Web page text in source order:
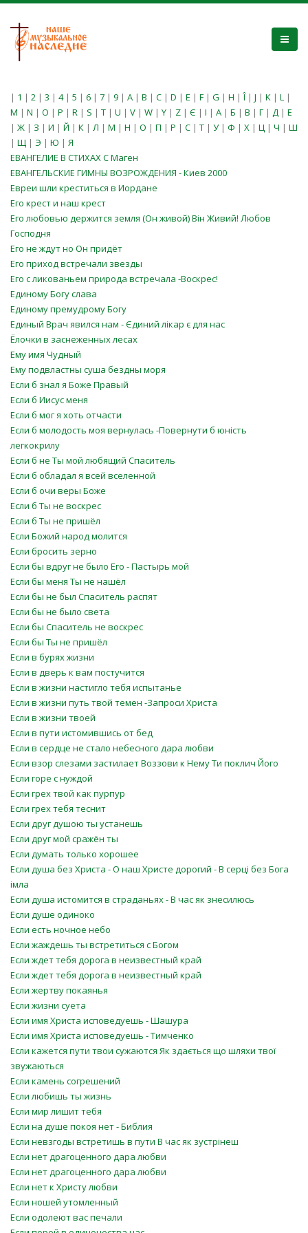
| 1 | 2 | 3 | 4 | 5 | 6 | 7 | 9 | A | B | C | D | E | F | G | H |Î | J | K | L |
M | N | O | P | R | S | T | U | V | W | Y | Z | Є | І | А | Б | В | Г | Д | Е
| Ж | З | И | Й | К | Л | М | Н | О | П | Р | С | Т | У | Ф | Х | Ц | Ч | Ш
| Щ | Э | Ю | Я
ЕВАНГЕЛИЕ В СТИХАХ С Маген
ЕВАНГЕЛЬСКИЕ ГИМНЫ ВОЗРОЖДЕНИЯ - Киев 2000
Евреи шли креститься в Иордане
Его крест и наш крест
Его любовью держится земля (Он живой) Він Живий! Любов
Господня
Его не ждут но Он придёт
Его приход встречали звезды
Его с ликованьем природа встречала -Воскрес!
Единому Богу слава
Единому премудрому Богу
Единый Врач явился нам - Єдиний лiкар є для нас
Ёлочки в заснеженных лесах
Ему имя Чудный
Ему подвластны суша бездны моря
Если б знал я Боже Правый
Если б Иисус меня
Если б мог я хоть отчасти
Если б молодость моя вернулась -Повернути б юність
легкокрилу
Если б не Ты мой любящий Спаситель
Если б обладал я всей вселенной
Если б очи веры Боже
Если б Ты не воскрес
Если б Ты не пришёл
Если Божий народ молится
Если бросить зерно
Если бы вдруг не было Его - Пастырь мой
Если бы меня Ты не нашёл
Если бы не был Спаситель распят
Если бы не было света
Если бы Спаситель не воскрес
Если бы Ты не пришёл
Если в бурях жизни
Если в дверь к вам постучится
Если в жизни настигло тебя испытанье
Если в жизни путь твой темен -Запроси Христа
Если в жизни твоей
Если в пути истомившись от бед
Если в сердце не стало небесного дара любви
Если взор слезами застилает Воззови к Нему Ти поклич Його
Если горе с нуждой
Если грех твой как пурпур
Если грех тебя теснит
Если друг душою ты устанешь
Если друг мой сражён ты
Если думать только хорошее
Если душа без Христа - О наш Христе дорогий - В серцi без Бога
iмла
Если душа истомится в страданьях - В час як знесилюсь
Если душе одиноко
Если есть ночное небо
Если жаждешь ты встретиться с Богом
Если ждет тебя дорога в неизвестный край
Если ждет тебя дорога в неизвестный край
Если жертву покаянья
Если жизни суета
Если имя Христа исповедуешь - Шашура
Если имя Христа исповедуешь - Тимченко
Если кажется пути твои сужаются Як здається що шляхи твої
звужаються
Если камень согрешений
Если любишь ты жизнь
Если мир лишит тебя
Если на душе покоя нет - Библия
Если невзгоды встретишь в пути В час як зустрінеш
Если нет драгоценного дара любви
Если нет драгоценного дара любви
Если нет к Христу любви
Если ношей утомленный
Если одолеют вас печали